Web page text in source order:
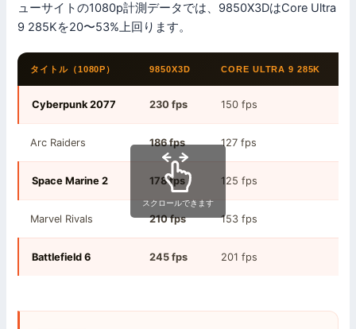
ューサイトの1080p計測データでは、9850X3DはCore Ultra
9 285Kを20〜53%上回ります。
タイトル（1080P） 9850X3D CORE ULTRA 9 285K
Cyberpunk 2077 230 fps 150 fps
Arc Raiders 186 fps 127 fps
Space Marine 2 178 fps 125 fps
Marvel Rivals 210 fps 153 fps
Battlefield 6 245 fps 201 fps
スクロールできます